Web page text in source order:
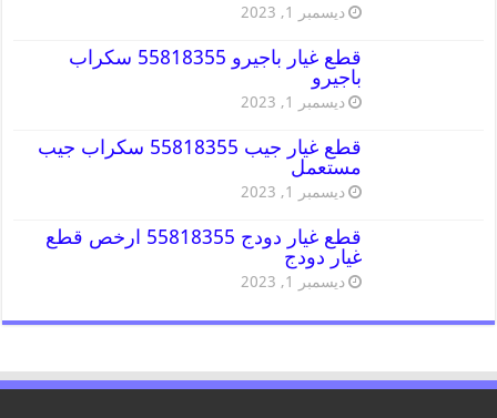
ديسمبر 1, 2023
قطع غيار باجيرو 55818355 سكراب
باجيرو
ديسمبر 1, 2023
قطع غيار جيب 55818355 سكراب جيب
مستعمل
ديسمبر 1, 2023
قطع غيار دودج 55818355 ارخص قطع
غيار دودج
ديسمبر 1, 2023